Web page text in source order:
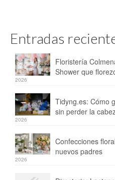
Entradas
Floristería
Shower que
2026
Tidyng.es: Cómo
sin perder la
2026
Confecciones
nuevos padres
2026